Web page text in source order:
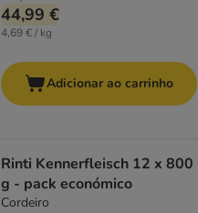
44,99 €
4,69 € / kg
Adicionar ao carrinho
Rinti Kennerfleisch 12 x 800
g - pack económico
Cordeiro